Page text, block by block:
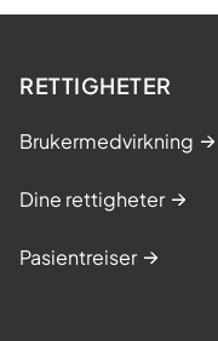
RETTIGHETER
Brukermedvirkning
Dine rettigheter
Pasientreiser